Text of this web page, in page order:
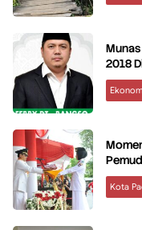
2018
Kota